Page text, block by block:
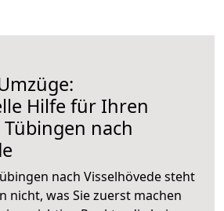
Hilfe für Ihren
nach
nach Visselhövede steht
nicht, was Sie zuerst machen